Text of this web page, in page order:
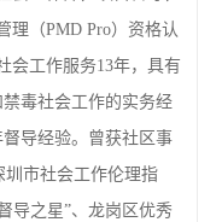
理（PMD Pro）资格认
会工作服务13年，具有
毒社会工作的实务经
导经验。曾获社区事
圳市社会工作伦理指
导之星”、龙岗区优秀